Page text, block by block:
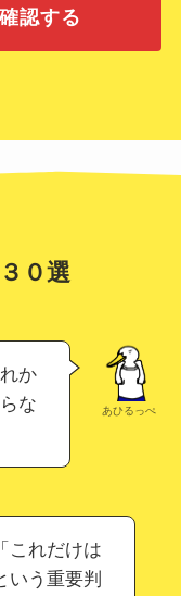
認する
０選
あひるっぺ
か
な
これだけは
いう重要判